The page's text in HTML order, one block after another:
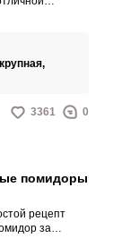
приятные
а укроп –
3361 0
помидоры
рецепт
за